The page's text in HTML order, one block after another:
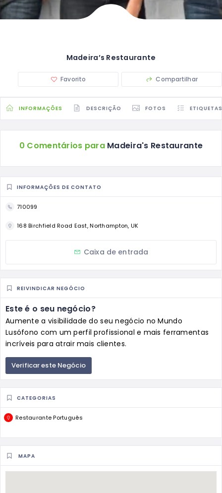
Madeira’s Restaurante
Favorito Compartilhar
INFORMAÇÕES DESCRIÇÃO FOTOS ETIQUETAS
0 Comentários paraMadeira's Restaurante
INFORMAÇÕES DE CONTATO
710099
168 Birchfield Road East, Northampton, UK
Caixa de entrada
REIVINDICAR NEGÓCIO
Este é o seu negócio?
Aumente a visibilidade do seu negócio no Mundo
Lusófono com um perfil profissional e mais ferramentas
incríveis para atrair mais clientes.
Verificar este Negócio
CATEGORIAS
Restaurante Português
MAPA